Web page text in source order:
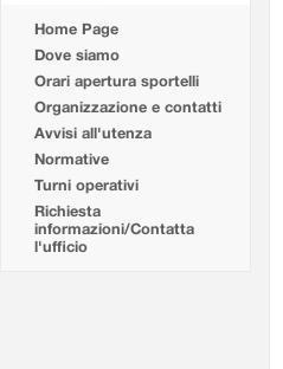
Home Page
Dove siamo
Orari apertura sportelli
Organizzazione e contatti
Avvisi all'utenza
Normative
Turni operativi
Richiesta
informazioni/Contatta
l'ufficio